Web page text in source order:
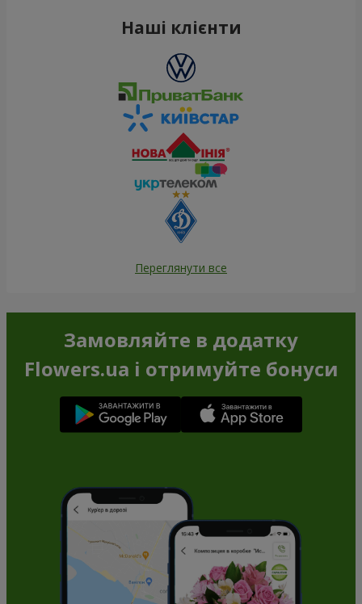
Наші клієнти
Переглянути все
Замовляйте в додатку
Flowers.ua і отримуйте бонуси